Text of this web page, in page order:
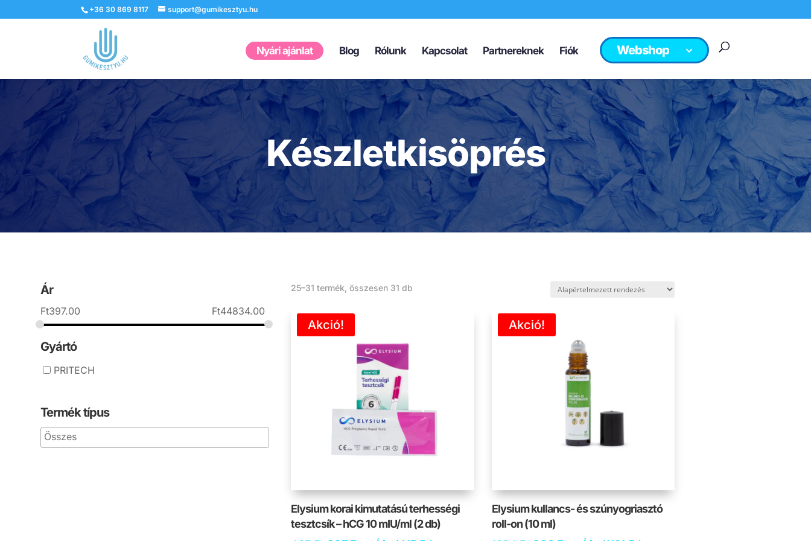
+36 30 869 8117 support@gumikesztyu.hu
Nyári ajánlat Blog Rólunk Kapcsolat Partnereknek Fiók Webshop
Készletkisöprés
Ár
Ft397.00 Ft44834.00
Gyártó
PRITECH
Termék típus
25–31 termék, összesen 31 db
Akció!
Elysium korai kimutatású terhességi
tesztcsík – hCG 10 mIU/ml (2 db)
Akció!
Elysium kullancs- és szúnyogriasztó
roll-on (10 ml)